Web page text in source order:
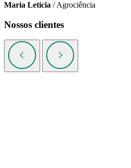
Maria Leticia / Agrociência
Nossos clientes